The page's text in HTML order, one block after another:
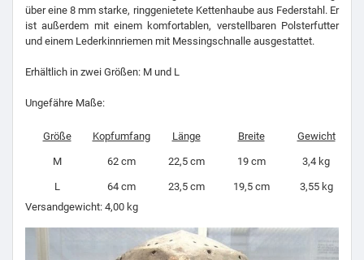
über eine 8 mm starke, ringgenietete Kettenhaube aus Federstahl. Er
ist außerdem mit einem komfortablen, verstellbaren Polsterfutter
und einem Lederkinnriemen mit Messingschnalle ausgestattet.
Erhältlich in zwei Größen: M und L
Ungefähre Maße:
Größe Kopfumfang Länge Breite Gewicht
M 62 cm 22,5 cm 19 cm 3,4 kg
L 64 cm 23,5 cm 19,5 cm
3,55 kg
Versandgewicht: 4,00 kg